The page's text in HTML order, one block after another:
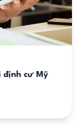
định cư Mỹ